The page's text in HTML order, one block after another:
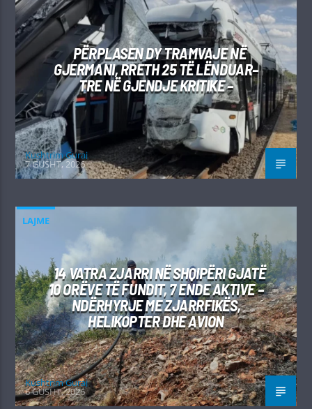
PËRPLASEN DY TRAMVAJE NË
GJERMANI, RRETH 25 TË LËNDUAR–
TRE NË GJENDJE KRITIKE –
Kushtrim Guraj
7 GUSHT, 2026
LAJME
14 VATRA ZJARRI NË SHQIPËRI GJATË
10 ORËVE TË FUNDIT, 7 ENDE AKTIVE –
NDËRHYRJE ME ZJARRFIKËS,
HELIKOPTER DHE AVION
Kushtrim Guraj
6 GUSHT, 2026